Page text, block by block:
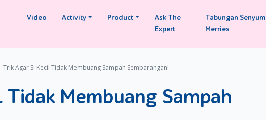
Video Activity Product
Ask The
Expert
Tabungan Senyum
Merries
Trik Agar Si Kecil Tidak Membuang Sampah Sembarangan!
Membuang Sampah